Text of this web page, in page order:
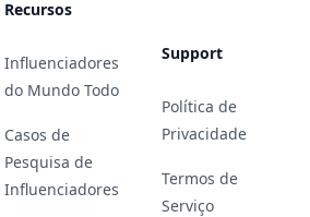
Recursos
Influenciadores
do Mundo Todo
Casos de
Pesquisa de
Influenciadores
Support
Política de
Privacidade
Termos de
Serviço